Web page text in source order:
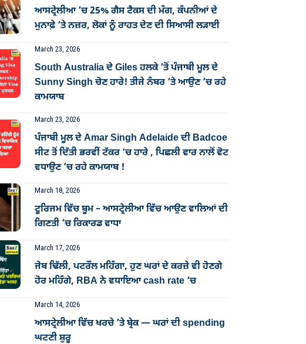
ਆਸਟ੍ਰੇਲੀਆ ’ਚ 25% ਗੈਸ ਟੈਕਸ ਦੀ ਮੰਗ, ਕੰਪਨੀਆਂ ਦੇ
ਮੁਨਾਫ਼ੇ ’ਤੇ ਨਜ਼ਰ, ਲੋਕਾਂ ਨੂੰ ਰਾਹਤ ਦੇਣ ਦੀ ਸਿਆਸੀ ਲੜਾਈ
March 23, 2026
South Australia ਦੇ Giles ਹਲਕੇ ’ਤੋਂ ਪੰਜਾਬੀ ਮੂਲ ਦੇ
Sunny Singh ਚੋਣ ਹਾਰੇ! ਤੀਜੇ ਨੰਬਰ ’ਤੇ ਆਉਣ ’ਚ ਰਹੇ
ਕਾਮਯਾਬ
March 23, 2026
ਪੰਜਾਬੀ ਮੂਲ ਦੇ Amar Singh Adelaide ਦੀ Badcoe
ਸੀਟ ਤੋਂ ਦਿੱਤੀ ਭਰਵੀਂ ਟੱਕਰ ‘ਚ ਹਾਰੇ , ਪਿਛਲੀ ਵਾਰ ਨਾਲੋਂ ਵੋਟ
ਵਧਾਉਣ ‘ਚ ਰਹੇ ਕਾਮਯਾਬ !
March 18, 2026
ਟੂਰਿਜਮ ਵਿੱਚ ਬੂਮ – ਆਸਟ੍ਰੇਲੀਆ ਵਿੱਚ ਆਉਣ ਵਾਲਿਆਂ ਦੀ
ਗਿਣਤੀ ’ਚ ਰਿਕਾਰਡ ਵਾਧਾ
March 17, 2026
ਜੇਬ ਢਿੱਲੀ, ਪਟਰੌਲ ਮਹਿੰਗਾ, ਹੁਣ ਘਰਾਂ ਦੇ ਕਰਜ਼ੇ ਵੀ ਹੋਣਗੇ
ਹੋਰ ਮਹਿੰਗੇ, RBA ਨੇ ਵਧਾਇਆ cash rate ’ਚ
March 14, 2026
ਆਸਟ੍ਰੇਲੀਆ ਵਿੱਚ ਖਰਚੇ ’ਤੇ ਬ੍ਰੇਕ — ਘਰਾਂ ਦੀ spending
ਘਟਣੀ ਸ਼ੁਰੂ